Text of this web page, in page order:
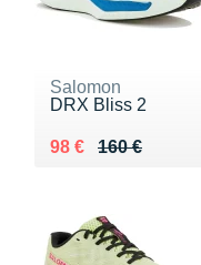
Salomon
DRX Bliss 2
160 €
Au lieu de 160 €
98 €
Vendu 98 €